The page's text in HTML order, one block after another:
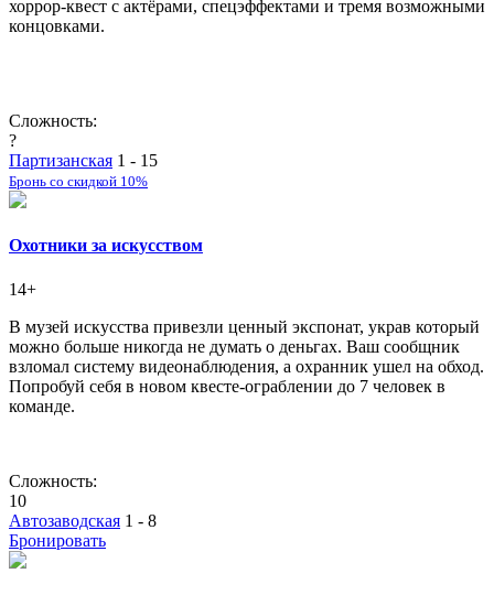
хоррор-квест с актёрами, спецэффектами и тремя возможными
концовками.
Сложность:
?
Партизанская 1 - 15
Бронь со скидкой 10%
Охотники за искусством
14+
В музей искусства привезли ценный экспонат, украв который
можно больше никогда не думать о деньгах. Ваш сообщник
взломал систему видеонаблюдения, а охранник ушел на обход.
Попробуй себя в новом квесте-ограблении до 7 человек в
команде.
Сложность:
10
Автозаводская 1 - 8
Бронировать